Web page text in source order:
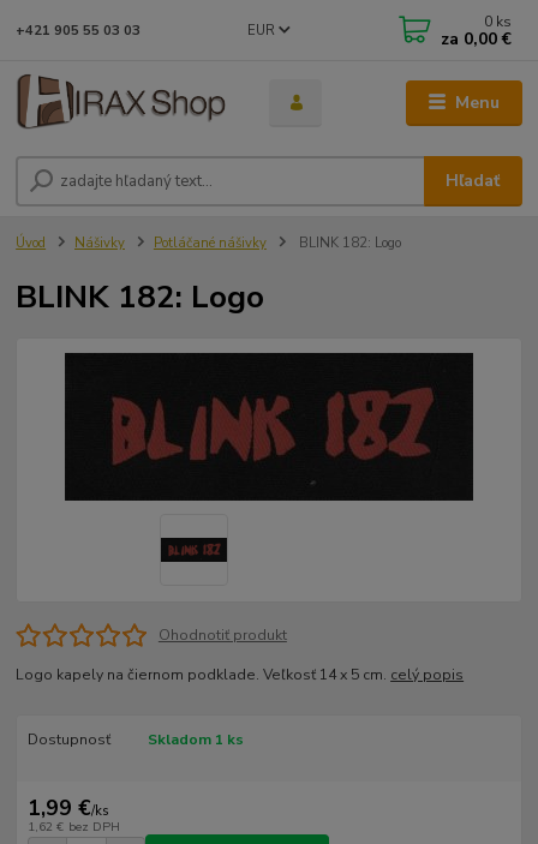
Menu
EUR
Hľadať
+421 905 55 03 03 0 ks
za 0,00 €
Úvod Nášivky Potláčané nášivky BLINK 182: Logo
BLINK 182: Logo
Ohodnotiť produkt
Logo kapely na čiernom podklade. Veľkosť 14 x 5 cm. celý popis
Dostupnosť Skladom 1 ks
1,99 €/ks
1,62 € bez DPH